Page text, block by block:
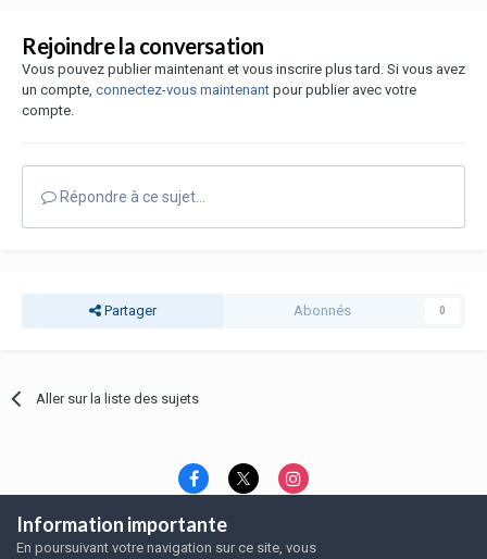
Rejoindre la conversation
Vous pouvez publier maintenant et vous inscrire plus tard. Si vous avez
un compte, connectez-vous maintenant pour publier avec votre
compte.
Répondre à ce sujet…
Partager Abonnés 0
Aller sur la liste des sujets
Langue Thème
Politique de confidentialité
Nous contacter
Nous contacter
Information importante
En poursuivant votre navigation sur ce site, vous